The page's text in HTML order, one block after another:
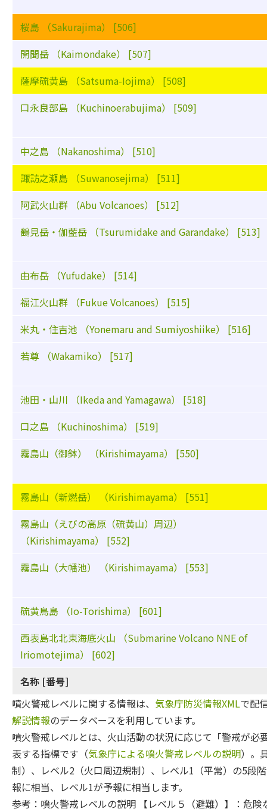
桜島 （Sakurajima） [506]
開聞岳 （Kaimondake） [507]
薩摩硫黄島 （Satsuma-Iojima） [508]
口永良部島 （Kuchinoerabujima） [509]
中之島 （Nakanoshima） [510]
諏訪之瀬島 （Suwanosejima） [511]
阿武火山群 （Abu Volcanoes） [512]
鶴見岳・伽藍岳 （Tsurumidake and Garandake） [513]
由布岳 （Yufudake） [514]
福江火山群 （Fukue Volcanoes） [515]
米丸・住吉池 （Yonemaru and Sumiyoshiike） [516]
若尊 （Wakamiko） [517]
池田・山川 （Ikeda and Yamagawa） [518]
口之島 （Kuchinoshima） [519]
霧島山（御鉢） （Kirishimayama） [550]
霧島山（新燃岳） （Kirishimayama） [551]
霧島山（えびの高原（硫黄山）周辺）
（Kirishimayama） [552]
霧島山（大幡池） （Kirishimayama） [553]
硫黄鳥島 （Io-Torishima） [601]
西表島北北東海底火山 （Submarine Volcano NNE of
Iriomotejima） [602]
名称 [番号]
噴火警戒レベルに関する情報は、 気象庁防災情報XMLで配
解説情報のデータベースを利用しています。
噴火警戒レベルとは、火山活動の状況に応じて「警戒が
表する指標です（気象庁による噴火警戒レベルの説明）。
制）、レベル2（火口周辺規制）、レベル1（平常）の5段
報に相当、レベル1が予報に相当します。
参考：噴火警戒レベルの説明 【レベル５（避難）】：危